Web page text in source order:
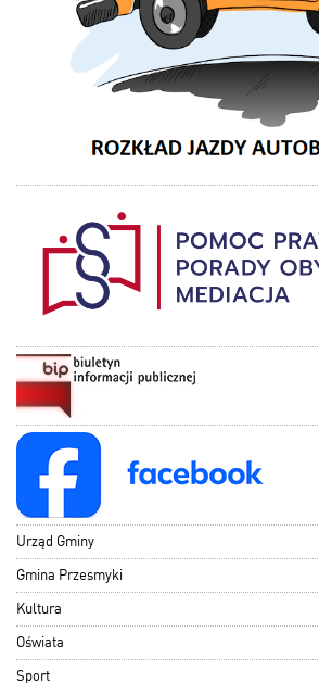
Urząd Gminy
Gmina Przesmyki
Kultura
Oświata
Sport